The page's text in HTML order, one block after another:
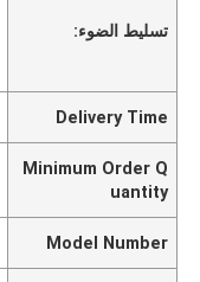
تسليط الضوء:
Delivery Time
Minimum Order Q
uantity
Model Number